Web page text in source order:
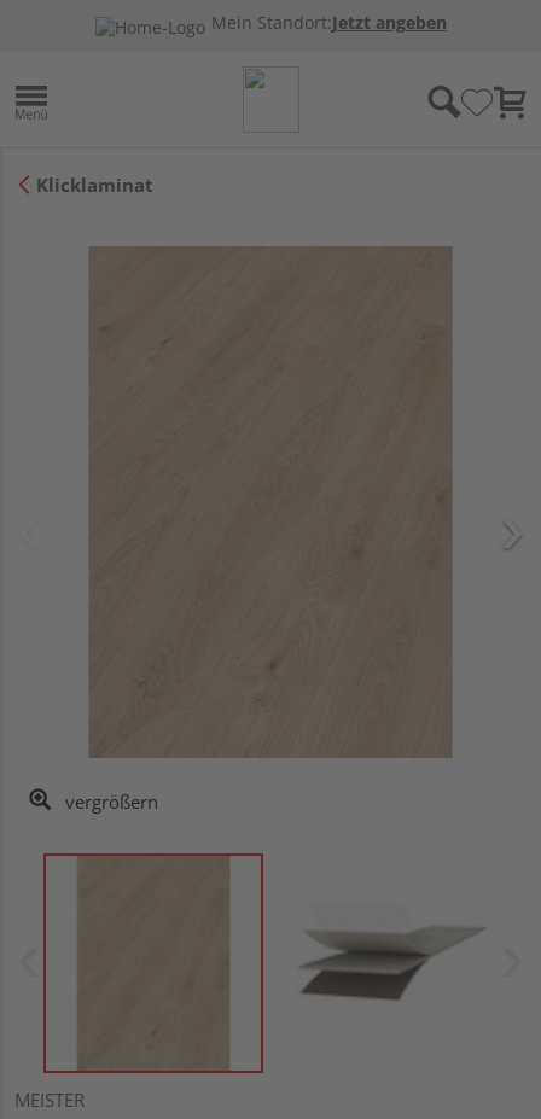
Mein Standort:Jetzt angeben
Klicklaminat
vergrößern
MEISTER